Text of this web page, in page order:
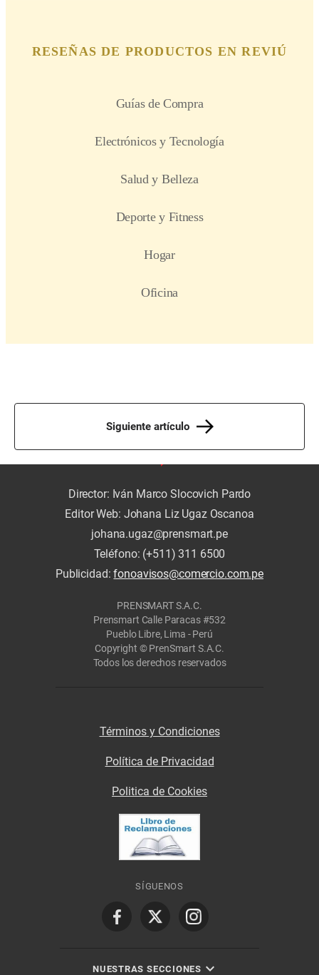
Siguiente artículo
Director: Iván Marco Slocovich Pardo
Editor Web: Johana Liz Ugaz Oscanoa
johana.ugaz@prensmart.pe
Teléfono: (+511) 311 6500
Publicidad:fonoavisos@comercio.com.pe
PRENSMART S.A.C.
Prensmart Calle Paracas #532
Pueblo Libre, Lima - Perú
Copyright © PrenSmart S.A.C.
Todos los derechos reservados
Términos y Condiciones
Política de Privacidad
Politica de Cookies
SÍGUENOS
NUESTRAS SECCIONES